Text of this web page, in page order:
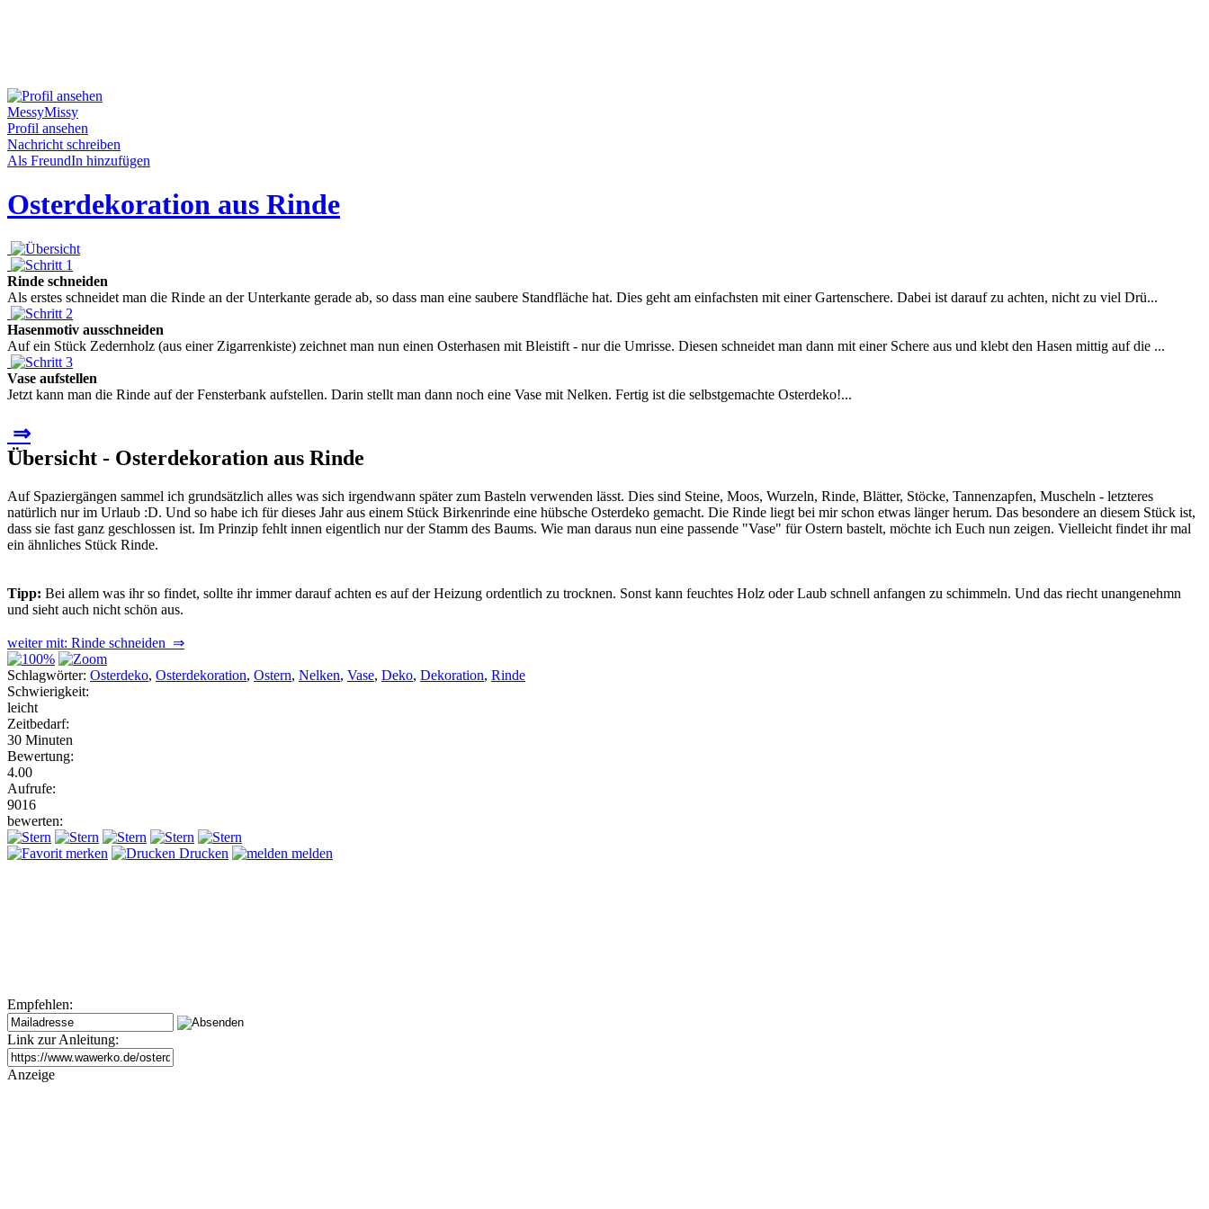
MessyMissy
Profil ansehen
Nachricht schreiben
Als FreundIn hinzufügen
Osterdekoration aus Rinde
Rinde schneiden
Als erstes schneidet man die Rinde an der Unterkante gerade ab, so dass man eine saubere Standfläche hat. Dies geht am einfachsten mit einer Gartenschere. Dabei ist darauf zu achten, nicht zu viel Drü...
Hasenmotiv ausschneiden
Auf ein Stück Zedernholz (aus einer Zigarrenkiste) zeichnet man nun einen Osterhasen mit Bleistift - nur die Umrisse. Diesen schneidet man dann mit einer Schere aus und klebt den Hasen mittig auf die ...
Vase aufstellen
Jetzt kann man die Rinde auf der Fensterbank aufstellen. Darin stellt man dann noch eine Vase mit Nelken. Fertig ist die selbstgemachte Osterdeko!...
⇒
Übersicht - Osterdekoration aus Rinde
Auf Spaziergängen sammel ich grundsätzlich alles was sich irgendwann später zum Basteln verwenden lässt. Dies sind Steine, Moos, Wurzeln, Rinde, Blätter, Stöcke, Tannenzapfen, Muscheln - letzteres
natürlich nur im Urlaub :D. Und so habe ich für dieses Jahr aus einem Stück Birkenrinde eine hübsche Osterdeko gemacht. Die Rinde liegt bei mir schon etwas länger herum. Das besondere an diesem Stück ist,
dass sie fast ganz geschlossen ist. Im Prinzip fehlt innen eigentlich nur der Stamm des Baums. Wie man daraus nun eine passende "Vase" für Ostern bastelt, möchte ich Euch nun zeigen. Vielleicht findet ihr mal
ein ähnliches Stück Rinde.
Tipp: Bei allem was ihr so findet, sollte ihr immer darauf achten es auf der Heizung ordentlich zu trocknen. Sonst kann feuchtes Holz oder Laub schnell anfangen zu schimmeln. Und das riecht unangenehmn
und sieht auch nicht schön aus.
weiter mit: Rinde schneiden ⇒
Schlagwörter: Osterdeko, Osterdekoration, Ostern, Nelken, Vase, Deko, Dekoration, Rinde
Schwierigkeit:
leicht
Zeitbedarf:
30 Minuten
Bewertung:
4.00
Aufrufe:
9016
bewerten:
merken Drucken melden
Empfehlen:
Link zur Anleitung:
Anzeige